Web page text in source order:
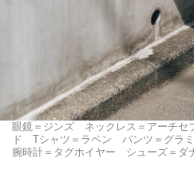
眼鏡＝ジンズ ネックレス＝アーチセ
ド Tシャツ＝ラペン パンツ＝グラ
腕時計＝タグホイヤー シューズ＝ダ